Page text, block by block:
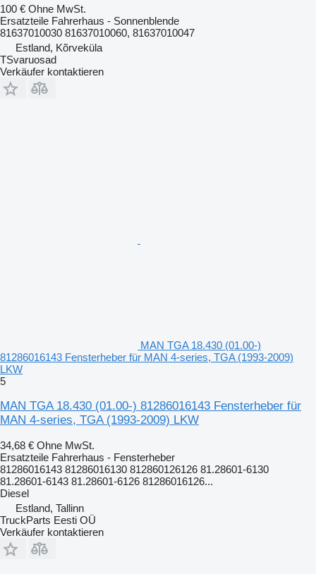
100 € Ohne MwSt.
Ersatzteile Fahrerhaus - Sonnenblende
81637010030 81637010060, 81637010047
Estland, Kõrveküla
TSvaruosad
Verkäufer kontaktieren
MAN TGA 18.430 (01.00-)
81286016143 Fensterheber für MAN 4-series, TGA (1993-2009)
LKW
5
MAN TGA 18.430 (01.00-) 81286016143 Fensterheber für
MAN 4-series, TGA (1993-2009) LKW
34,68 € Ohne MwSt.
Ersatzteile Fahrerhaus - Fensterheber
81286016143 81286016130 812860126126 81.28601-6130
81.28601-6143 81.28601-6126 81286016126...
Diesel
Estland, Tallinn
TruckParts Eesti OÜ
Verkäufer kontaktieren